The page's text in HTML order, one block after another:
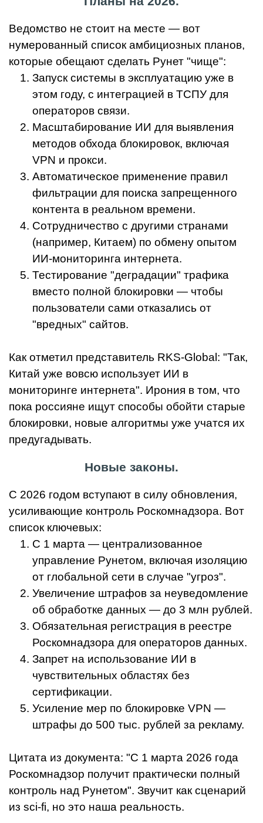
Ведомство не стоит на месте — вот
нумерованный список амбициозных планов,
которые обещают сделать Рунет "чище":
Запуск системы в эксплуатацию уже в
этом году, с интеграцией в ТСПУ для
операторов связи.
Масштабирование ИИ для выявления
методов обхода блокировок, включая
VPN и прокси.
Автоматическое применение правил
фильтрации для поиска запрещенного
контента в реальном времени.
Сотрудничество с другими странами
(например, Китаем) по обмену опытом
ИИ-мониторинга интернета.
Тестирование "деградации" трафика
вместо полной блокировки — чтобы
пользователи сами отказались от
"вредных" сайтов.
Как отметил представитель RKS-Global: "Так,
Китай уже вовсю использует ИИ в
мониторинге интернета". Ирония в том, что
пока россияне ищут способы обойти старые
блокировки, новые алгоритмы уже учатся их
предугадывать.
Новые законы.
С 2026 годом вступают в силу обновления,
усиливающие контроль Роскомнадзора. Вот
список ключевых:
С 1 марта — централизованное
управление Рунетом, включая изоляцию
от глобальной сети в случае "угроз".
Увеличение штрафов за неуведомление
об обработке данных — до 3 млн рублей.
Обязательная регистрация в реестре
Роскомнадзора для операторов данных.
Запрет на использование ИИ в
чувствительных областях без
сертификации.
Усиление мер по блокировке VPN —
штрафы до 500 тыс. рублей за рекламу.
Цитата из документа: "С 1 марта 2026 года
Роскомнадзор получит практически полный
контроль над Рунетом". Звучит как сценарий
из sci-fi, но это наша реальность.